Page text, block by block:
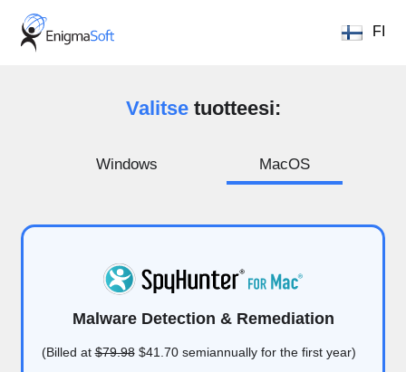
FI
Valitsetuotteesi:
Windows MacOS
Malware Detection & Remediation
(Billed at$79.98 $41.70semiannually for the first year)